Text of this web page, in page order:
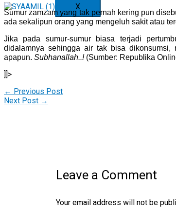
X
Sumur zamzam yang tak pernah kering pun
ada sekalipun orang yang mengeluh sakit atau
Jika pada sumur-sumur biasa terjadi
didalamnya sehingga air tak bisa dikonsumsi,
apapun. Subhanallah..! (Sumber: Republika
]]>
← Previous Post
Next Post →
Leave a Comment
Your email address will not be